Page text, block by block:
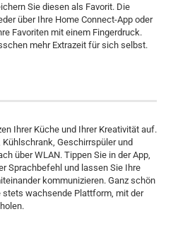
Sie diesen als Favorit. Die
über Ihre Home Connect-App oder
Favoriten mit einem Fingerdruck.
mehr Extrazeit für sich selbst.
Ihrer Küche und Ihrer Kreativität auf.
Geschirrspüler und
über WLAN. Tippen Sie in der App,
Sprachbefehl und lassen Sie Ihre
kommunizieren. Ganz schön
stets wachsende Plattform, mit der